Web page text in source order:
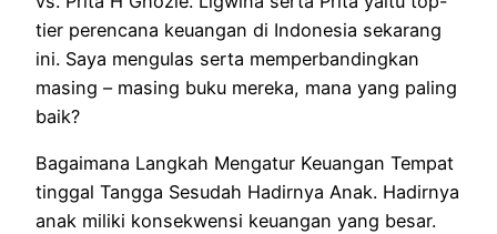
tier perencana keuangan di Indonesia sekarang
ini. Saya mengulas serta memperbandingkan
masing – masing buku mereka, mana yang paling
baik?
Bagaimana Langkah Mengatur Keuangan Tempat
tinggal Tangga Sesudah Hadirnya Anak. Hadirnya
anak miliki konsekwensi keuangan yang besar.